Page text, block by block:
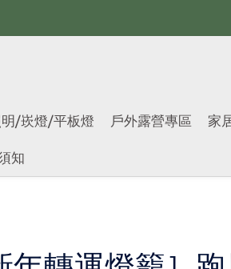
/崁燈/平板燈 戶外露營專區 家
知